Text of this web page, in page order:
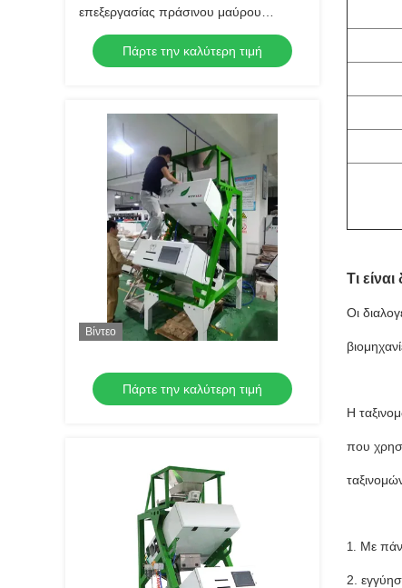
επεξεργασίας πράσινου μαύρου
τσαγιού
Πάρτε την καλύτερη τιμή
Βίντεο
Πάρτε την καλύτερη τιμή
Τι
Οι
Η
που
1. Με
2.